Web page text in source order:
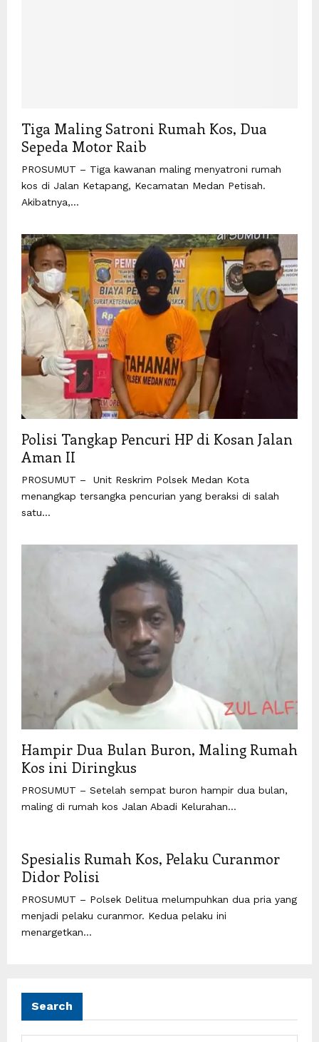
Tiga Maling Satroni Rumah Kos, Dua
Sepeda Motor Raib
PROSUMUT – Tiga kawanan maling menyatroni rumah
kos di Jalan Ketapang, Kecamatan Medan Petisah.
Akibatnya,...
Polisi Tangkap Pencuri HP di Kosan Jalan
Aman II
PROSUMUT – Unit Reskrim Polsek Medan Kota
menangkap tersangka pencurian yang beraksi di salah
satu...
Hampir Dua Bulan Buron, Maling Rumah
Kos ini Diringkus
PROSUMUT – Setelah sempat buron hampir dua bulan,
maling di rumah kos Jalan Abadi Kelurahan...
Spesialis Rumah Kos, Pelaku Curanmor
Didor Polisi
PROSUMUT – Polsek Delitua melumpuhkan dua pria yang
menjadi pelaku curanmor. Kedua pelaku ini
menargetkan...
Search